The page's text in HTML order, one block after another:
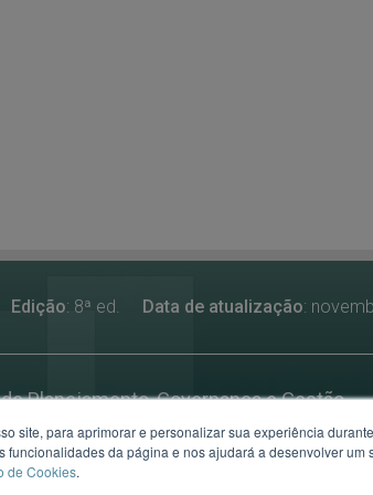
Edição: 8ª ed. Data de atualização:
Planejamento, Governança e Gestão
1501 - 21º andar - Porto Alegre - RS.
90119-900 - Fone:(51)3288-1545
site, para aprimorar e personalizar sua experiência
da página e nos ajudará a desenvolver
de Cookies.